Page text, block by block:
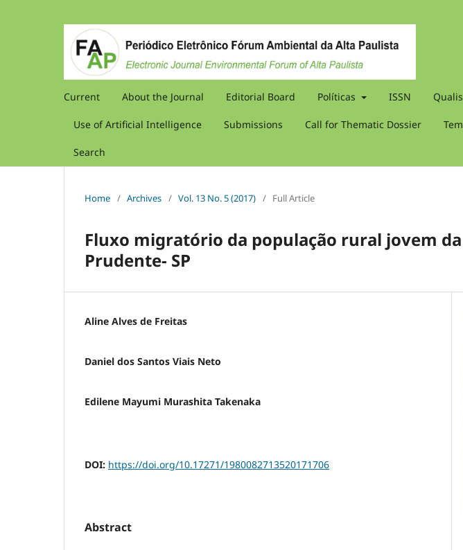
Current About the Journal Editorial Board Políticas ISSN
Use of Artificial Intelligence Submissions Call for Thematic Dossier
Search
Home / Archives / Vol. 13 No. 5 (2017) / Full Article
Fluxo migratório da população rural jovem
Prudente- SP
Aline Alves de Freitas
Daniel dos Santos Viais Neto
Edilene Mayumi Murashita Takenaka
DOI: https://doi.org/10.17271/1980082713520171706
Abstract